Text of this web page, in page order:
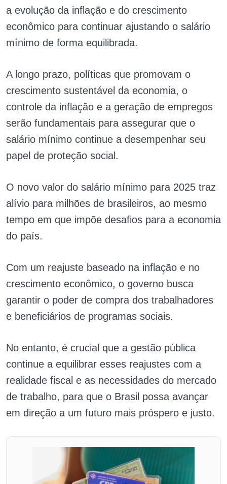
a evolução da inflação e do crescimento
econômico para continuar ajustando o salário
mínimo de forma equilibrada.
A longo prazo, políticas que promovam o
crescimento sustentável da economia, o
controle da inflação e a geração de empregos
serão fundamentais para assegurar que o
salário mínimo continue a desempenhar seu
papel de proteção social.
O novo valor do salário mínimo para 2025 traz
alívio para milhões de brasileiros, ao mesmo
tempo em que impõe desafios para a economia
do país.
Com um reajuste baseado na inflação e no
crescimento econômico, o governo busca
garantir o poder de compra dos trabalhadores
e beneficiários de programas sociais.
No entanto, é crucial que a gestão pública
continue a equilibrar esses reajustes com a
realidade fiscal e as necessidades do mercado
de trabalho, para que o Brasil possa avançar
em direção a um futuro mais próspero e justo.